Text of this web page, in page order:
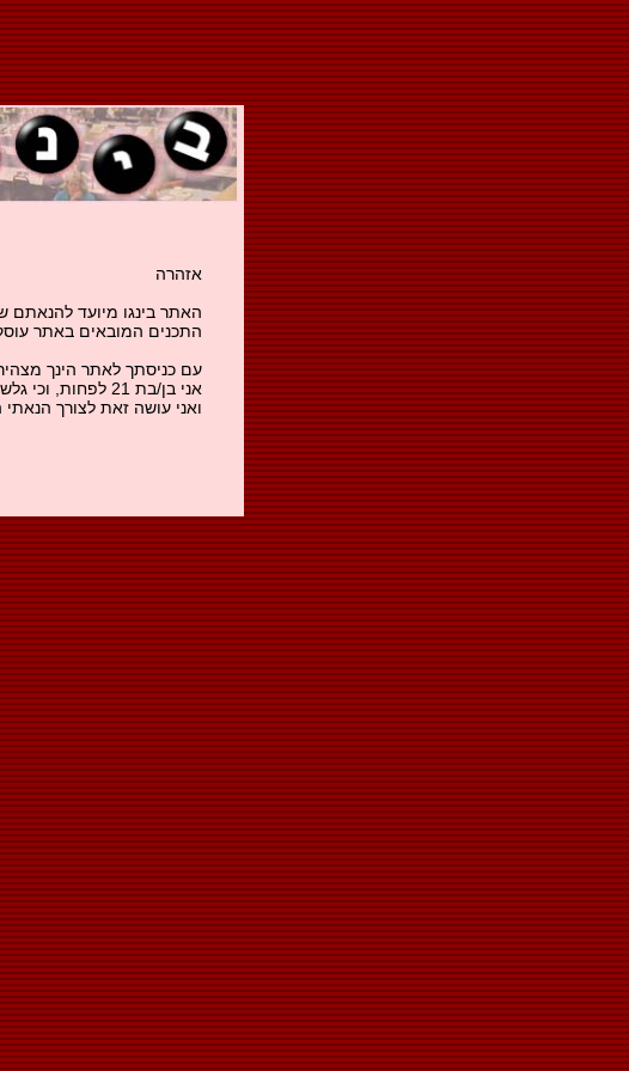
אזהרה
האתר בינגו מיועד להנאתם
התכנים המובאים באתר
עם כניסתך לאתר הינך
אני בן/בת 21
ואני עושה זאת לצורך הנאתי